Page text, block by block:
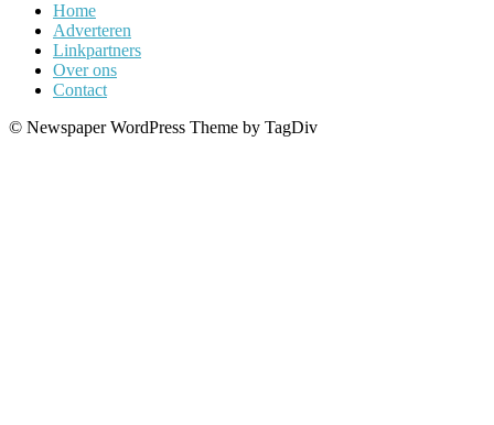
Home
Adverteren
Linkpartners
Over ons
Contact
© Newspaper WordPress Theme by TagDiv